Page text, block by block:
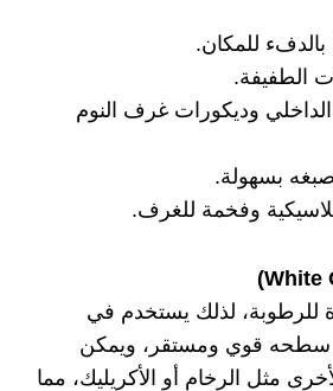
للمكان.
الطفيفة.
وديكورات غرف النوم
بسهولة.
وفخمة للغرف.
للرطوبة، لذلك يستخدم في
سطحه قوي ومستقر، ويمكن
مثل الرخام أو الأكريليك، مما